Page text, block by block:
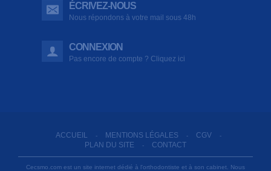
ÉCRIVEZ-NOUS
Nous répondons à votre mail sous 48h
CONNEXION
Pas encore de compte ? Cliquez ici
ACCUEIL - MENTIONS LÉGALES - CGV -
PLAN DU SITE - CONTACT
Cecsmo.com est un site internet dédié à l'orthodontiste et à son cabinet. Nous